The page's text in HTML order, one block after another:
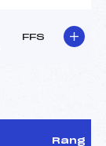
FFS
Rang